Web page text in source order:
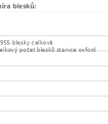
blesků: